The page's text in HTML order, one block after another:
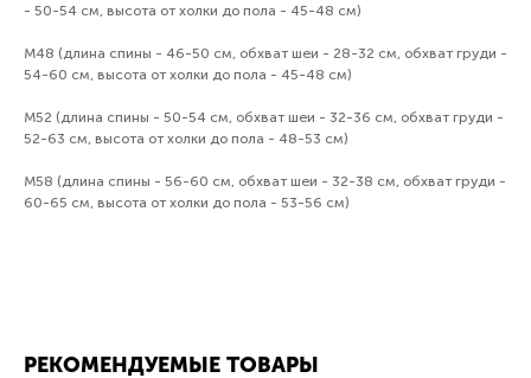
- 50-54 см, высота от холки до пола - 45-48 см)
М48 (длина спины - 46-50 см, обхват шеи - 28-32 см, обхват груди -
54-60 см, высота от холки до пола - 45-48 см)
М52 (длина спины - 50-54 см, обхват шеи - 32-36 см, обхват груди -
52-63 см, высота от холки до пола - 48-53 см)
М58 (длина спины - 56-60 см, обхват шеи - 32-38 см, обхват груди -
60-65 см, высота от холки до пола - 53-56 см)
РЕКОМЕНДУЕМЫЕ ТОВАРЫ